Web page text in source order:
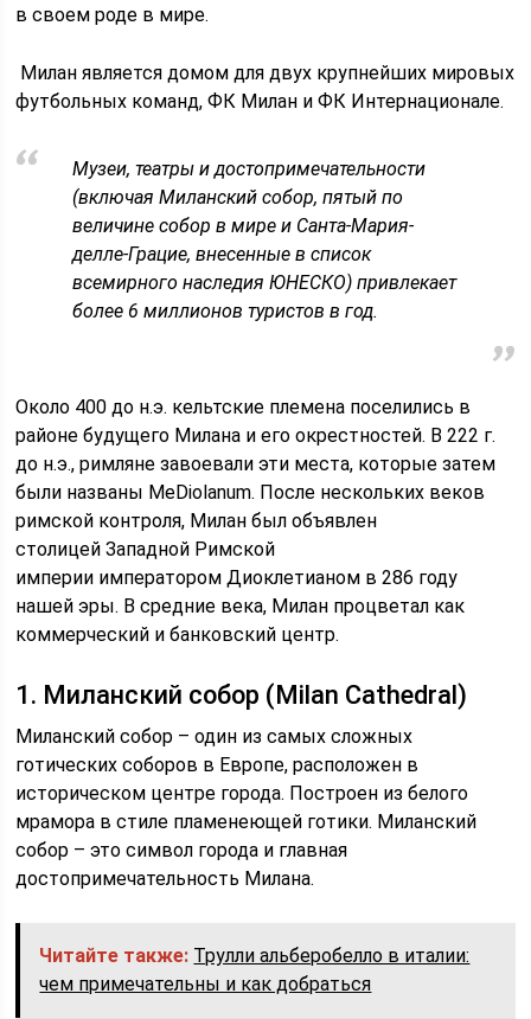
в своем роде в мире.
Милан является домом для двух крупнейших мировых
футбольных команд, ФК Милан и ФК Интернационале.
Музеи, театры и достопримечательности
(включая Миланский собор, пятый по
величине собор в мире и Санта-Мария-
делле-Грацие, внесенные в список
всемирного наследия ЮНЕСКО) привлекает
более 6 миллионов туристов в год.
Около 400 до н.э. кельтские племена поселились в
районе будущего Милана и его окрестностей. В 222 г.
до н.э., римляне завоевали эти места, которые затем
были названы MeDiolanum. После нескольких веков
римской контроля, Милан был объявлен
столицей Западной Римской
империи императором Диоклетианом в 286 году
нашей эры. В средние века, Милан процветал как
коммерческий и банковский центр.
1. Миланский собор (Milan Cathedral)
Миланский собор – один из самых сложных
готических соборов в Европе, расположен в
историческом центре города. Построен из белого
мрамора в стиле пламенеющей готики. Миланский
собор – это символ города и главная
достопримечательность Милана.
Читайте также: Трулли альберобелло в италии:
чем примечательны и как добраться